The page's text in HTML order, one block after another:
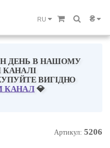
₴
RU
ДЕНЬ В НАШОМУ
КАНАЛІ
ВИГІДНО
КАНАЛ 💎
Артикул: 5206